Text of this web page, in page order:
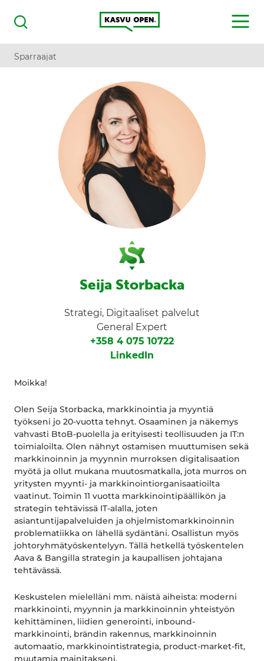
Haku
Kasvu Open
MENU
Sparraajat
Seija Storbacka
Strategi, Digitaaliset palvelut
General Expert
+358 4 075 10722
LinkedIn
Moikka!
Olen Seija Storbacka, markkinointia ja myyntiä
työkseni jo 20-vuotta tehnyt. Osaaminen ja näkemys
vahvasti BtoB-puolella ja erityisesti teollisuuden ja IT:n
toimialoilta. Olen nähnyt ostamisen muuttumisen sekä
markkinoinnin ja myynnin murroksen digitalisaation
myötä ja ollut mukana muutosmatkalla, jota murros on
yritysten myynti- ja markkinointiorganisaatioilta
vaatinut. Toimin 11 vuotta markkinointipäällikön ja
strategin tehtävissä IT-alalla, joten
asiantuntijapalveluiden ja ohjelmistomarkkinoinnin
problematiikka on lähellä sydäntäni. Osallistun myös
johtoryhmätyöskentelyyn. Tällä hetkellä työskentelen
Aava & Bangilla strategin ja kaupallisen johtajana
tehtävässä.
Keskustelen mielelläni mm. näistä aiheista: moderni
markkinointi, myynnin ja markkinoinnin yhteistyön
kehittäminen, liidien generointi, inbound-
markkinointi, brändin rakennus, markkinoinnin
automaatio, markkinointistrategia, product-market-fit,
muutamia mainitakseni.